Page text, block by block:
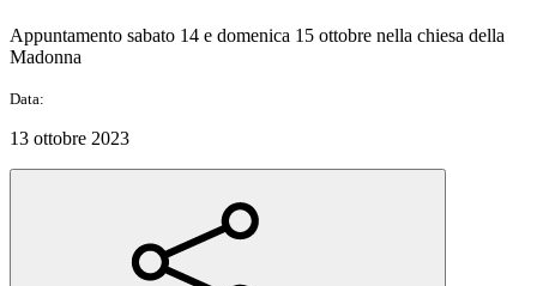
Appuntamento sabato 14 e domenica 15 ottobre nella chiesa della
Madonna
Data:
13 ottobre 2023